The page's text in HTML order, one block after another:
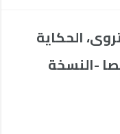
الحكاية
-النسخة